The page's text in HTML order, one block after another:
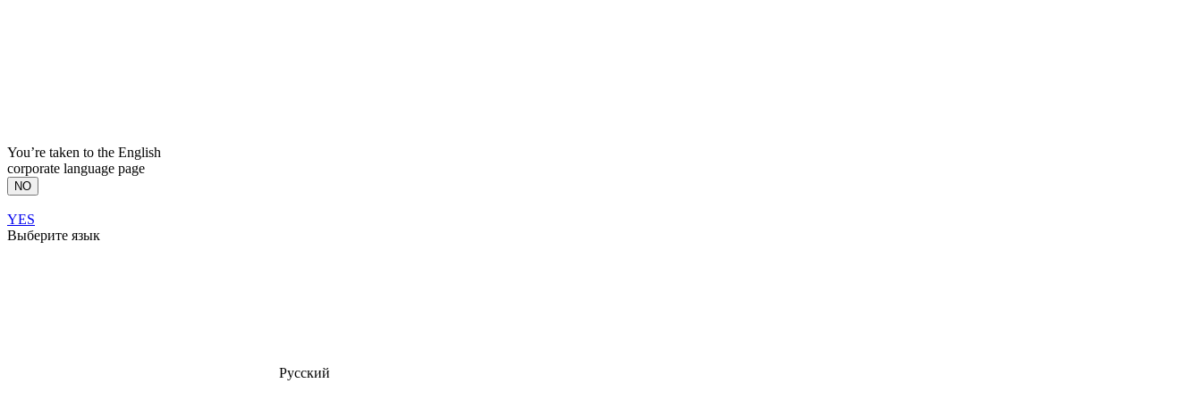
You’re taken to the English
corporate language page
NO
YES
Выберите язык
Русский